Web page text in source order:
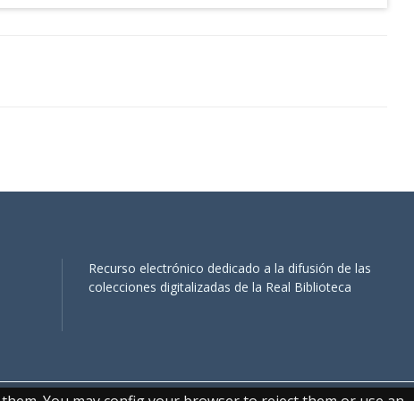
Recurso electrónico dedicado a la difusión de las
colecciones digitalizadas de la Real Biblioteca